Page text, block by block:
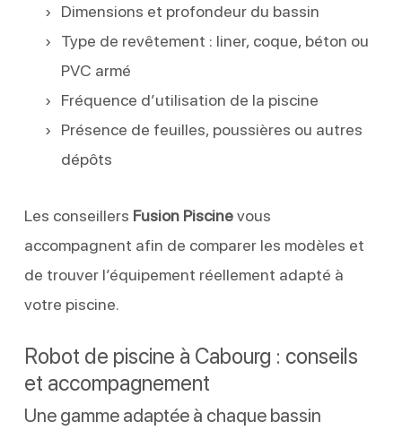
Dimensions et profondeur du bassin
Type de revêtement : liner, coque, béton ou
PVC armé
Fréquence d’utilisation de la piscine
Présence de feuilles, poussières ou autres
dépôts
Les conseillers Fusion Piscinevous
accompagnent afin de comparer les modèles et
de trouver l’équipement réellement adapté à
votre piscine.
Robot de piscine à Cabourg : conseils
et accompagnement
Une gamme adaptée à chaque bassin